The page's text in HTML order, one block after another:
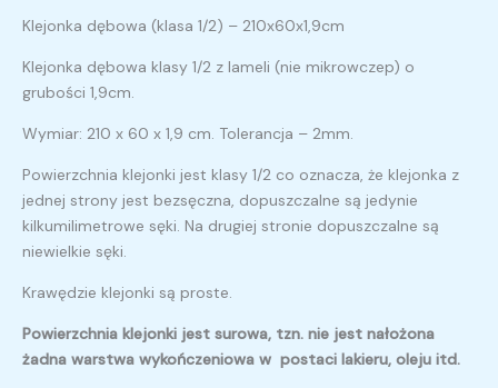
Klejonka dębowa (klasa 1/2) – 210x60x1,9cm
Klejonka dębowa klasy 1/2 z lameli (nie mikrowczep) o
grubości 1,9cm.
Wymiar: 210 x 60 x 1,9 cm. Tolerancja – 2mm.
Powierzchnia klejonki jest klasy 1/2 co oznacza, że klejonka z
jednej strony jest bezsęczna, dopuszczalne są jedynie
kilkumilimetrowe sęki. Na drugiej stronie dopuszczalne są
niewielkie sęki.
Krawędzie klejonki są proste.
Powierzchnia klejonki jest surowa, tzn. nie jest nałożona
żadna warstwa wykończeniowa w postaci lakieru, oleju itd.